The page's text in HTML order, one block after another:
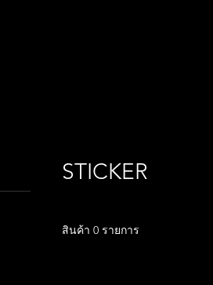
STICKER
สินค้า 0 รายการ